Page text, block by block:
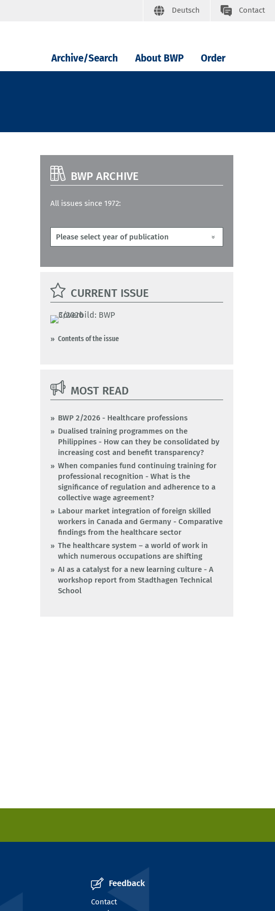
Deutsch Contact
Archive/Search About BWP Order
BWP ARCHIVE
All issues since 1972:
CURRENT ISSUE
Contents of the issue
MOST READ
BWP 2/2026 - Healthcare professions
Dualised training programmes on the
Philippines - How can they be consolidated by
increasing cost and benefit transparency?
When companies fund continuing training for
professional recognition - What is the
significance of regulation and adherence to a
collective wage agreement?
Labour market integration of foreign skilled
workers in Canada and Germany - Comparative
findings from the healthcare sector
The healthcare system – a world of work in
which numerous occupations are shifting
AI as a catalyst for a new learning culture - A
workshop report from Stadthagen Technical
School
Feedback
Contact